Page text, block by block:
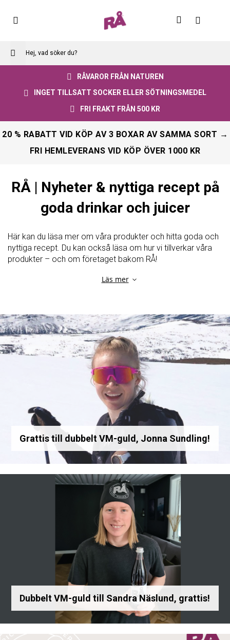
RÅVAROR FRÅN NATUREN
INGET TILLSATT SOCKER ELLER SÖTNINGSMEDEL
FRI FRAKT FRÅN 500 KR
20 % RABATT VID KÖP AV 3 BOXAR AV SAMMA SORT →
FRI HEMLEVERANS VID KÖP ÖVER 1000 KR
RÅ | Nyheter & nyttiga recept på
goda drinkar och juicer
Här kan du läsa mer om våra produkter och hitta goda och
nyttiga recept. Du kan också läsa om hur vi tillverkar våra
produkter – och om företaget bakom RÅ!
Läs mer
Grattis till dubbelt VM-guld, Jonna Sundling!
Dubbelt VM-guld till Sandra Näslund, grattis!